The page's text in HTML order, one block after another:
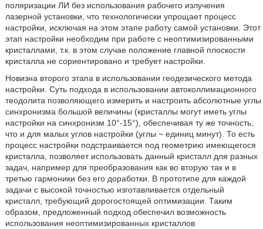
поляризации ЛИ без использования рабочего излучения
лазерной установки, что технологически упрощает процесс
настройки, исключая на этом этапе работу самой установки. Этот
этап настройки необходим при работе с неоптимизированными
кристаллами, т.к. в этом случае положение главной плоскости
кристалла не сориентировано и требует настройки.
Новизна второго этапа в использовании геодезического метода
настройки. Суть подхода в использовании автоколлимационного
теодолита позволяющего измерить и настроить абсолютные углы
синхронизма большой величины (кристаллы могут иметь углы
настройки на синхронизм 10°-15°), обеспечивая ту же точность,
что и для малых углов настройки (углы ~ единиц минут). То есть
процесс настройки подстраивается под геометрию имеющегося
кристалла, позволяет использовать данный кристалл для разных
задач, например для преобразования как во вторую так и в
третью гармоники без его доработки. В прототипе для каждой
задачи с высокой точностью изготавливается отдельный
кристалл, требующий дорогостоящей оптимизации. Таким
образом, предложенный подход обеспечил возможность
использования неоптимизированных кристаллов